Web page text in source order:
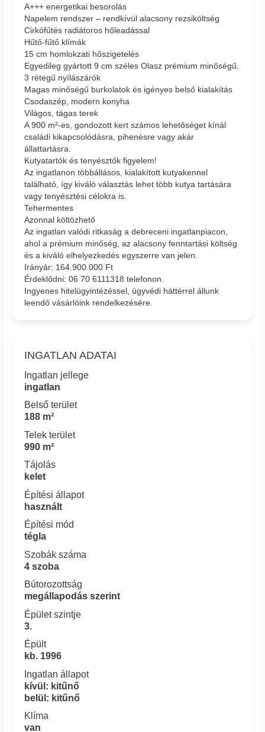
A+++ energetikai besorolás
Napelem rendszer – rendkívül alacsony rezsiköltség
Cirkófűtés radiátoros hőleadással
Hűtő-fűtő klímák
15 cm homlokzati hőszigetelés
Egyedileg gyártott 9 cm széles Olasz prémium minőségű,
3 rétegű nyílászárók
Magas minőségű burkolatok és igényes belső kialakítás
Csodaszép, modern konyha
Világos, tágas terek
A 900 m²-es, gondozott kert számos lehetőséget kínál
családi kikapcsolódásra, pihenésre vagy akár
állattartásra.
Kutyatartók és tenyésztők figyelem!
Az ingatlanon többállásos, kialakított kutyakennel
található, így kiváló választás lehet több kutya tartására
vagy tenyésztési célokra is.
Tehermentes
Azonnal költözhető
Az ingatlan valódi ritkaság a debreceni ingatlanpiacon,
ahol a prémium minőség, az alacsony fenntartási költség
és a kiváló elhelyezkedés egyszerre van jelen.
Irányár: 164.900.000 Ft
Érdeklődni: 06 70 6111318 telefonon.
Ingyenes hitelügyintézéssel, ügyvédi háttérrel állunk
leendő vásárlóink rendelkezésére.
INGATLAN ADATAI
Ingatlan jellege
ingatlan
Belső terület
188 m²
Telek terület
990 m²
Tájolás
kelet
Építési állapot
használt
Építési mód
tégla
Szobák száma
4 szoba
Bútorozottság
megállapodás szerint
Épület szintje
3.
Épült
kb. 1996
Ingatlan állapot
kívül: kitűnő
belül: kitűnő
Klíma
van